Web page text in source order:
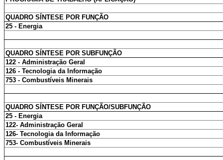
QUADRO SÍNTESE POR FUNÇÃO
25 - Energia
QUADRO SÍNTESE POR SUBFUNÇÃO
122 - Administração Geral
126 - Tecnologia da Informação
753 - Combustíveis Minerais
QUADRO SÍNTESE POR FUNÇÃO/SUBFUNÇÃO
25 - Energia
122- Administração Geral
126- Tecnologia da Informação
753- Combustíveis Minerais